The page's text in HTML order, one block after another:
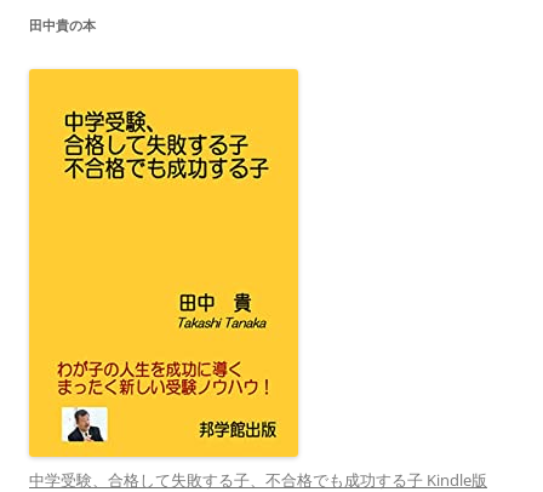
田中貴の本
中学受験、合格して失敗する子、不合格でも成功する子 Kindle版